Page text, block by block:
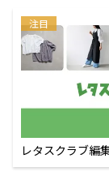
注目
レタスクラブ編